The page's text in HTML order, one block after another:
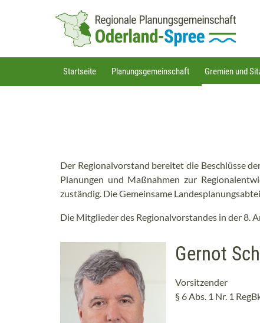
Hauptnavigation
Startseite Planungsgemeinschaft Gremien und
Der Regionalvorstand bereitet die Beschlüsse
Planungen und Maßnahmen zur
zuständig. Die Gemeinsame
Die Mitglieder des Regionalvorstandes in der 8.
Gernot
Vorsitzender
§ 6 Abs. 1 Nr. 1